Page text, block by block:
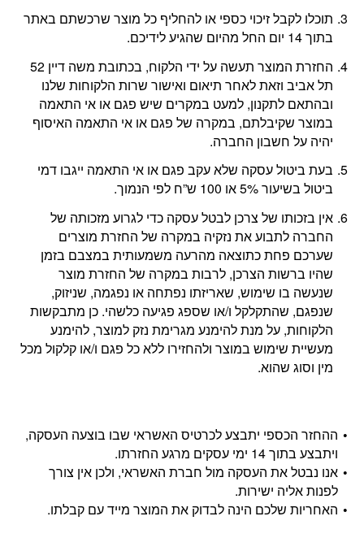
תוכלו לקבל זיכוי כספי או להחליף כל מוצר שרכשתם באתר
בתוך 14 יום החל מהיום שהגיע לידיכם.
החזרת המוצר תעשה על ידי הלקוח, בכתובת משה דיין 52
תל אביב וזאת לאחר תיאום ואישור שרות הלקוחות שלנו
ובהתאם לתקנון, למעט במקרים שיש פגם או אי התאמה
במוצר שקיבלתם, במקרה של פגם או אי התאמה האיסוף
יהיה על חשבון החברה.
בעת ביטול עסקה שלא עקב פגם או אי התאמה ייגבו דמי
ביטול בשיעור 5% או 100 ש”ח לפי הנמוך.
אין בזכותו של צרכן לבטל עסקה כדי לגרוע מזכותה של
החברה לתבוע את נזקיה במקרה של החזרת מוצרים
שערכם פחת כתוצאה מהרעה משמעותית במצבם בזמן
שהיו ברשות הצרכן, לרבות במקרה של החזרת מוצר
שנעשה בו שימוש, שאריזתו נפתחה או נפגמה, שניזוק,
שנפגם, שהתקלקל ו/או שספג פגיעה כלשהי. כן מתבקשות
הלקוחות, על מנת להימנע מגרימת נזק למוצר, להימנע
מעשיית שימוש במוצר ולהחזירו ללא כל פגם ו/או קלקול מכל
מין וסוג שהוא.
ההחזר הכספי יתבצע לכרטיס האשראי שבו בוצעה העסקה,
ויתבצע בתוך 14 ימי עסקים מרגע החזרתו.
אנו נבטל את העסקה מול חברת האשראי, ולכן אין צורך
לפנות אליה ישירות.
האחריות שלכם הינה לבדוק את המוצר מייד עם קבלתו.